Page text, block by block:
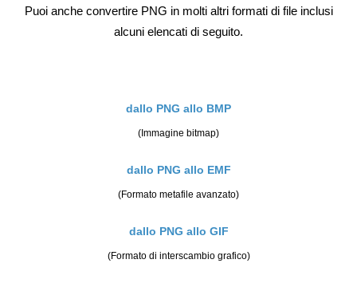
Puoi anche convertire PNG in molti altri formati di file inclusi
alcuni elencati di seguito.
dallo PNG allo BMP
(Immagine bitmap)
dallo PNG allo EMF
(Formato metafile avanzato)
dallo PNG allo GIF
(Formato di interscambio grafico)